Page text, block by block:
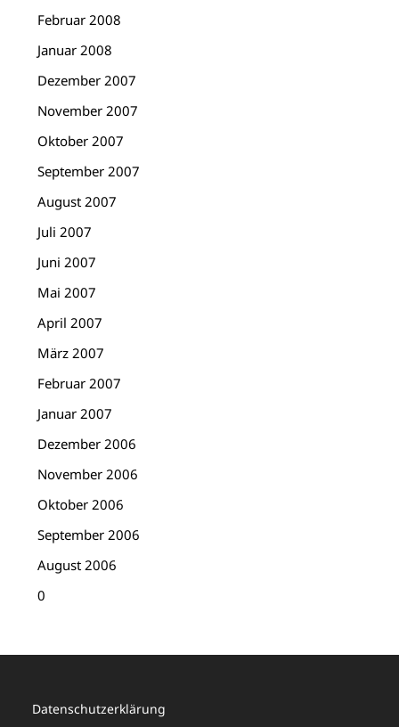
Februar 2008
Januar 2008
Dezember 2007
November 2007
Oktober 2007
September 2007
August 2007
Juli 2007
Juni 2007
Mai 2007
April 2007
März 2007
Februar 2007
Januar 2007
Dezember 2006
November 2006
Oktober 2006
September 2006
August 2006
0
Datenschutzerklärung